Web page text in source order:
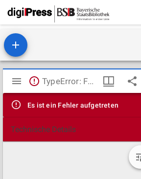
Mirador
Viewer
TypeError: Failed to fetch
Es ist ein Fehler aufgetreten
Technische Details